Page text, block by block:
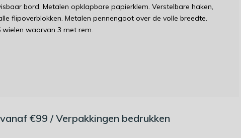
bord. Metalen opklapbare papierklem. Verstelbare haken,
flipoverblokken. Metalen pennengoot over de volle breedte.
waarvan 3 met rem.
€99 / Verpakkingen bedrukken